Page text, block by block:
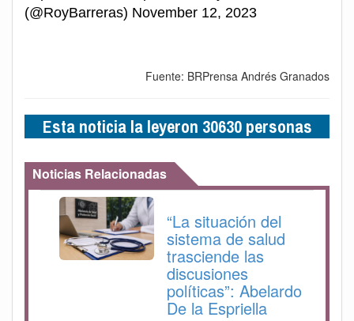
(@RoyBarreras) November 12, 2023
Fuente: BRPrensa Andrés Granados
Esta noticia la leyeron 30630 personas
Noticias Relacionadas
“La situación del
sistema de salud
trasciende las
discusiones
políticas”: Abelardo
De la Espriella